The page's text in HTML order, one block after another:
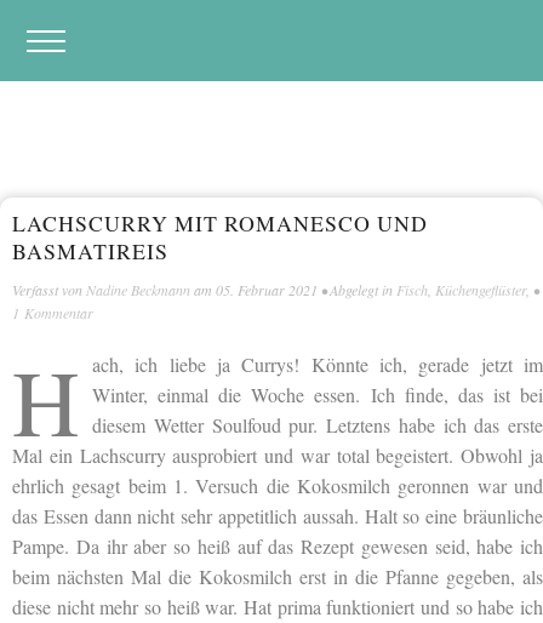
LACHSCURRY MIT ROMANESCO UND
BASMATIREIS
Verfasst von Nadine Beckmann am 05. Februar 2021 • Abgelegt in Fisch Küchengeflüster, •
1 Kommentar
H ach, ich liebe ja Currys! Könnte ich, gerade jetzt im
Winter, einmal die Woche essen. Ich finde, das ist bei
diesem Wetter Soulfoud pur. Letztens habe ich das erste
Mal ein Lachscurry ausprobiert und war total begeistert. Obwohl ja
ehrlich gesagt beim 1. Versuch die Kokosmilch geronnen war und
das Essen dann nicht sehr appetitlich aussah. Halt so eine bräunliche
Pampe. Da ihr aber so heiß auf das Rezept gewesen seid, habe ich
beim nächsten Mal die Kokosmilch erst in die Pfanne gegeben, als
diese nicht mehr so heiß war. Hat prima funktioniert und so habe ich